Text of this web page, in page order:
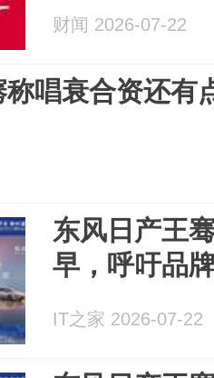
财闻 2026-07-22
唱衰合资还有
东风日产王
早，呼吁品
IT之家 2026-07-22